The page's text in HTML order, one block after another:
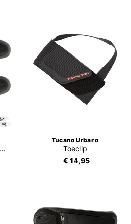
SMX-R / 1 / 2 / 4 / 5 / WP / Stella / Supertech R Toe Slider
Tucano Urbano
Toeclip
€ 14,95